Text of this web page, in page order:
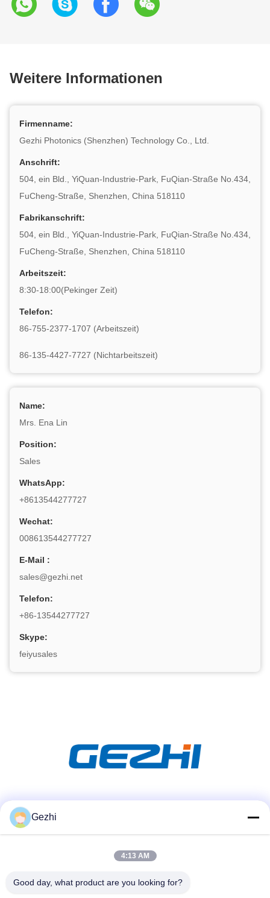
Weitere Informationen
Firmenname:
Gezhi Photonics (Shenzhen) Technology Co., Ltd.
Anschrift:
504, ein Bld., YiQuan-Industrie-Park, FuQian-Straße No.434,
FuCheng-Straße, Shenzhen, China 518110
Fabrikanschrift:
504, ein Bld., YiQuan-Industrie-Park, FuQian-Straße No.434,
FuCheng-Straße, Shenzhen, China 518110
Arbeitszeit:
8:30-18:00(Pekinger Zeit)
Telefon:
86-755-2377-1707 (Arbeitszeit)
86-135-4427-7727 (Nichtarbeitszeit)
Name:
Mrs. Ena Lin
Position:
Sales
WhatsApp:
+8613544277727
Wechat:
008613544277727
E-Mail :
sales@gezhi.net
Telefon:
+86-13544277727
Skype:
feiyusales
Schnelle Kontaktaufnahme
Tel.
Gezhi
4:13 AM
Good day, what product are you looking for?